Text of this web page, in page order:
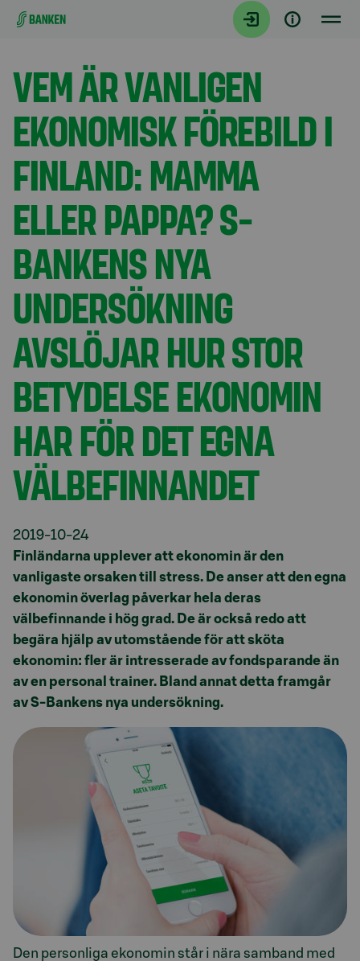
Gå direkt till innehållet
Aktuellt
VEM ÄR VANLIGEN
EKONOMISK FÖREBILD I
FINLAND: MAMMA
ELLER PAPPA? S-
BANKENS NYA
UNDERSÖKNING
AVSLÖJAR HUR STOR
BETYDELSE EKONOMIN
HAR FÖR DET EGNA
VÄLBEFINNANDET
2019-10-24
Finländarna upplever att ekonomin är den
vanligaste orsaken till stress. De anser att den egna
ekonomin överlag påverkar hela deras
välbefinnande i hög grad. De är också redo att
begära hjälp av utomstående för att sköta
ekonomin: fler är intresserade av fondsparande än
av en personal trainer. Bland annat detta framgår
av S-Bankens nya undersökning.
Den personliga ekonomin står i nära samband med